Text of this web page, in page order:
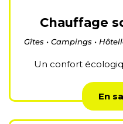
Chauffage
Gîtes • Campings •
Un confort
En